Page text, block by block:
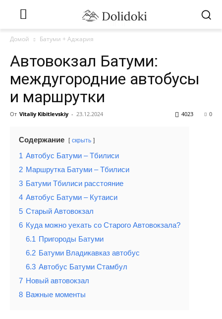
Домой Батуми + Аджария
Автовокзал Батуми:
междугородние автобусы
и маршрутки
От Vitaliy Kibitlevskiy - 23.12.2024 0
4023
Содержание скрыть
1 Автобус Батуми – Тбилиси
2 Маршрутка Батуми – Тбилиси
3 Батуми Тбилиси расстояние
4 Автобус Батуми – Кутаиси
5 Старый Автовокзал
6 Куда можно уехать со Старого Автовокзала?
6.1 Пригороды Батуми
6.2 Батуми Владикавказ автобус
6.3 Автобус Батуми Стамбул
7 Новый автовокзал
8 Важные моменты